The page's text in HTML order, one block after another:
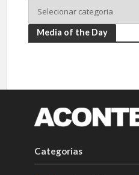
Media of the Day
Categorias